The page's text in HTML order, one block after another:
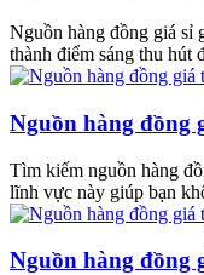
Nguồn hàng đồng giá sỉ
thành điểm sáng thu
Nguồn hàng đồng
Tìm kiếm nguồn hàng
lĩnh vực này giúp bạn
Nguồn hàng đồng